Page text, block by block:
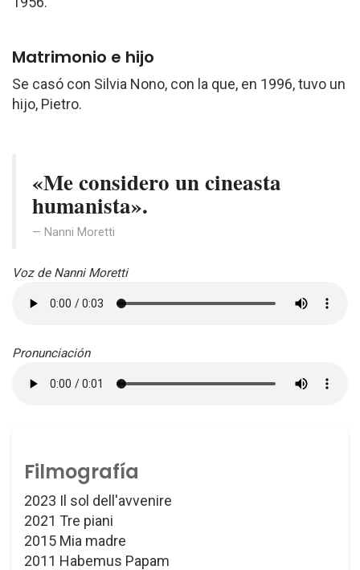
Matrimonio e hijo
Se casó con Silvia Nono, con la que, en 1996, tuvo un
hijo, Pietro.
«Me considero un cineasta
humanista».
Nanni Moretti
Voz de Nanni Moretti
Pronunciación
Filmografía
2023 Il sol dell'avvenire
2021 Tre piani
2015 Mia madre
2011 Habemus Papam